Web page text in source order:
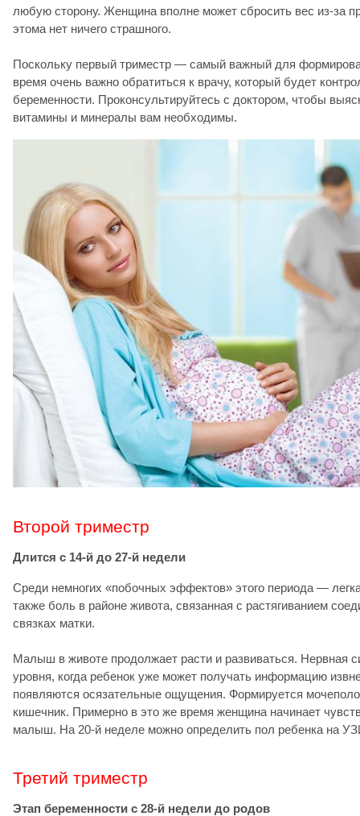
любую сторону. Женщина вполне может сбросить вес из-за
этома нет ничего страшного.
Поскольку первый триместр — самый важный для
время очень важно обратиться к врачу, который будет
беременности. Проконсультируйтесь с доктором, чтобы
витамины и минералы вам необходимы.
Второй триместр
Длится с 14-й до 27-й недели
Среди немногих «побочных эффектов» этого периода —
также боль в районе живота, связанная с растягиванием
связках матки.
Малыш в животе продолжает расти и развиваться. Нервная
уровня, когда ребенок уже может получать информацию
появляются осязательные ощущения. Формируется
кишечник. Примерно в это же время женщина начинает
малыш. На 20-й неделе можно определить пол ребенка на
Третий триместр
Этап беременности с 28-й недели до родов